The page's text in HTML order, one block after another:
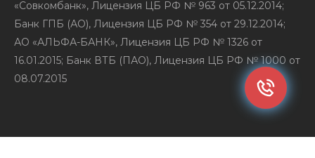
«Совкомбанк», Лицензия ЦБ РФ № 963 от 05.12.2014;
Банк ГПБ (АО), Лицензия ЦБ РФ № 354 от 29.12.2014;
АО «АЛЬФА-БАНК», Лицензия ЦБ РФ № 1326 от
16.01.2015; Банк ВТБ (ПАО), Лицензия ЦБ РФ № 1000 от
08.07.2015